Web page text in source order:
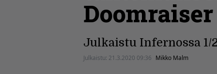
Doomraiser
Julkaistu Infernossa 1/
Julkaistu: 21.3.2020 09:36 Mikko Malm